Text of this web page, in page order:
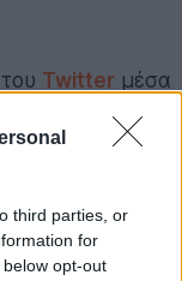
third parties, or
for
opt-out
Twitter μέσα
σχετικά
αποφάσισε
από
των replies από